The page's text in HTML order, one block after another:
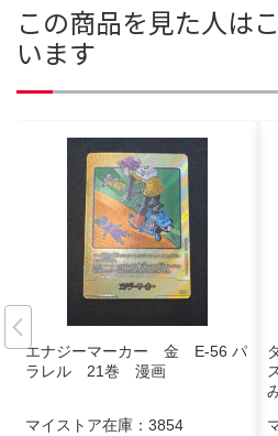
この商品を見た人は
います
エナジーマーカー 金 E-56 パ
ラレル 21巻 漫画
マイストア在庫： 3854